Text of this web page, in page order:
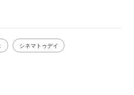
シネマトゥデイ